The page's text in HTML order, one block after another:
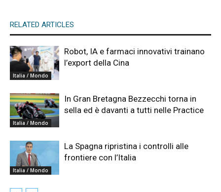
RELATED ARTICLES
Italia / Mondo
Robot, IA e farmaci innovativi trainano
l’export della Cina
Italia / Mondo
In Gran Bretagna Bezzecchi torna in
sella ed è davanti a tutti nelle Practice
Italia / Mondo
La Spagna ripristina i controlli alle
frontiere con l’Italia